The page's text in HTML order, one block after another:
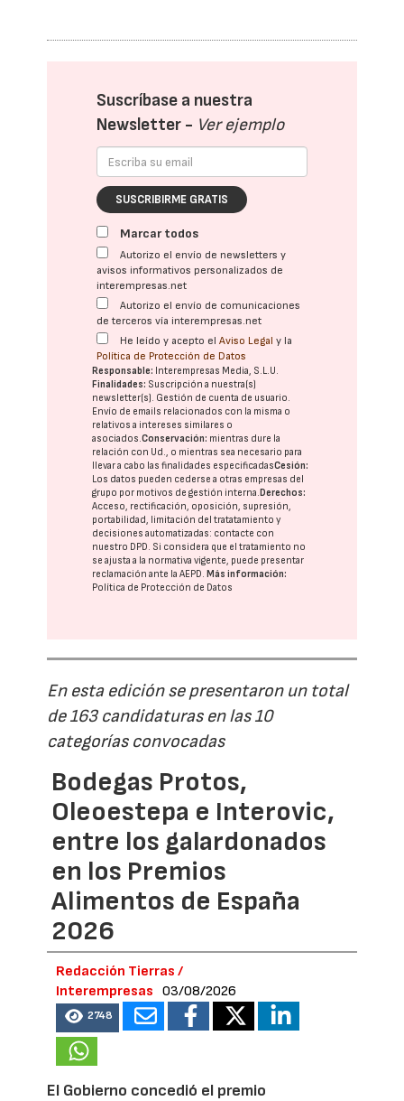
Suscríbase a nuestra
Newsletter - Ver ejemplo
SUSCRIBIRME GRATIS
Marcar todos
Autorizo el envío de newsletters y
avisos informativos personalizados de
interempresas.net
Autorizo el envío de comunicaciones
de terceros vía interempresas.net
He leído y acepto elAviso Legal y la
Política de Protección de Datos
Responsable: Interempresas Media, S.L.U.
Finalidades: Suscripción a nuestra(s)
newsletter(s). Gestión de cuenta de usuario.
Envío de emails relacionados con la misma o
relativos a intereses similares o
asociados.Conservación: mientras dure la
relación con Ud., o mientras sea necesario para
llevar a cabo las finalidades especificadasCesión:
Los datos pueden cederse a otras empresas del
grupo por motivos de gestión interna. Derechos:
Acceso, rectificación, oposición, supresión,
portabilidad, limitación del tratatamiento y
decisiones automatizadas: contacte con
nuestro DPD. Si considera que el tratamiento no
se ajusta a la normativa vigente, puede presentar
reclamación ante laAEPD. Más información:
Política de Protección de Datos
En esta edición se presentaron un total
de 163 candidaturas en las 10
categorías convocadas
Bodegas Protos,
Oleoestepa e Interovic,
entre los galardonados
en los Premios
Alimentos de España
2026
Redacción Tierras /
Interempresas
03/08/2026
2748
El Gobierno concedió el premio